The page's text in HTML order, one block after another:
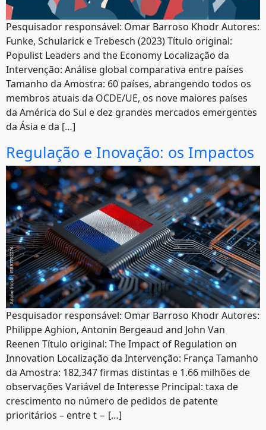
Pesquisador responsável: Omar Barroso Khodr Autores:
Funke, Schularick e Trebesch (2023) Título original:
Populist Leaders and the Economy Localização da
Intervenção: Análise global comparativa entre países
Tamanho da Amostra: 60 países, abrangendo todos os
membros atuais da OCDE/UE, os nove maiores países
da América do Sul e dez grandes mercados emergentes
da Ásia e da […]
Regulação e Inovação: os Impactos
Pesquisador responsável: Omar Barroso Khodr Autores:
Philippe Aghion, Antonin Bergeaud and John Van
Reenen Título original: The Impact of Regulation on
Innovation Localização da Intervenção: França Tamanho
da Amostra: 182,347 firmas distintas e 1.66 milhões de
observações Variável de Interesse Principal: taxa de
crescimento no número de pedidos de patente
prioritários – entre t − […]